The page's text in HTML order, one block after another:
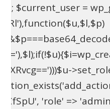
$current_user =
'role' =>